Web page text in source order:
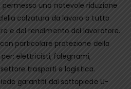
permesso una notevole riduzione
calzatura da lavoro a tutto
e del rendimento del lavoratore.
particolare protezione della
elettricisti, falegnami,
trasporti e logistica.
garantiti dal sottopiede U-